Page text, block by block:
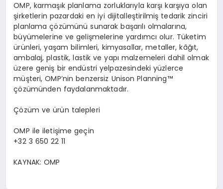
OMP, karmaşık planlama zorluklarıyla karşıkarşıya olan
şirketlerin pazardaki en iyi dijitalleştirilmiş tedarik zinciri
planlamaçözümünüsunarak başarılı olmalarına,
büyümelerine ve gelişmelerine yardımcıolur. Tüketim
ürünleri, yaşam bilimleri, kimyasallar, metaller, kâğıt,
ambalaj, plastik, lastik ve yapı malzemeleri dahil olmak
üzere geniş bir endüstri yelpazesindeki yüzlerce
müşteri, OMP’nin benzersiz Unison Planning™
çözümünden faydalanmaktadır.
Çözüm veürün talepleri
OMP ile iletişime geçin
+32 3 650 22 11
KAYNAK: OMP